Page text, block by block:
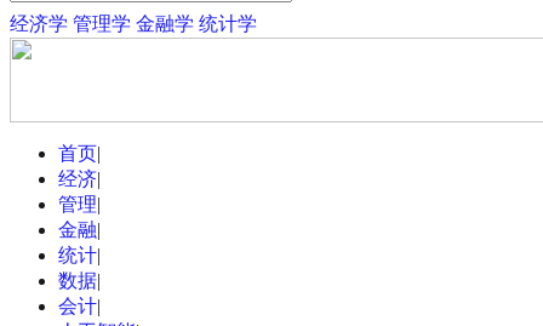
经济学 管理学 金融学 统计学
首页|
经济|
管理|
金融|
统计|
数据|
会计|